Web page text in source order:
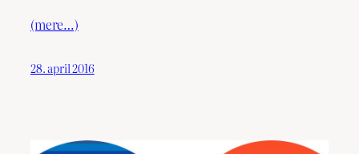
(mere…)
28. april 2016